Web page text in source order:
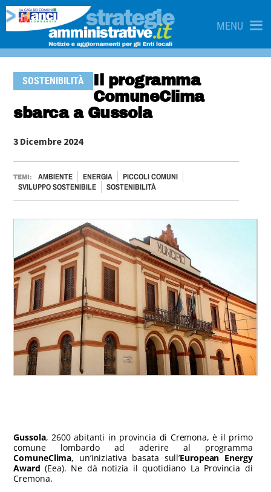
MENU
SOSTENIBILITÀ
Il programma
ComuneClima
sbarca a Gussola
3 Dicembre 2024
TEMI: AMBIENTE ENERGIA
PICCOLI COMUNI
SVILUPPO SOSTENIBILE
SOSTENIBILITÀ
Gussola, 2600 abitanti in provincia di Cremona, è il primo
comune lombardo ad aderire al programma
ComuneClima, un’iniziativa basata sull’European Energy
Award(Eea). Ne dà notizia il quotidiano La Provincia di
Cremona.